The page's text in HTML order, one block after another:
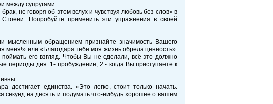
между супругами .
не говоря об этом вслух и чувствуя любовь без слов» в
Попробуйте применить эти упражнения в своей
мысленным обращением признайте значимость Вашего
меня!» или «Благодаря тебе моя жизнь обрела ценность».
поймать его взгляд. Чтобы Вы не сделали, всё это должно
периоды дня: 1- пробуждение, 2 - когда Вы приступаете к
достигает единства. «Это легко, стоит только начать.
секунд на десять и подумать что-нибудь хорошее о вашем